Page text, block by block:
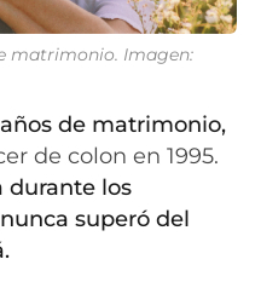
matrimonio. Imagen:
de matrimonio,
de colon en 1995.
durante los
superó del